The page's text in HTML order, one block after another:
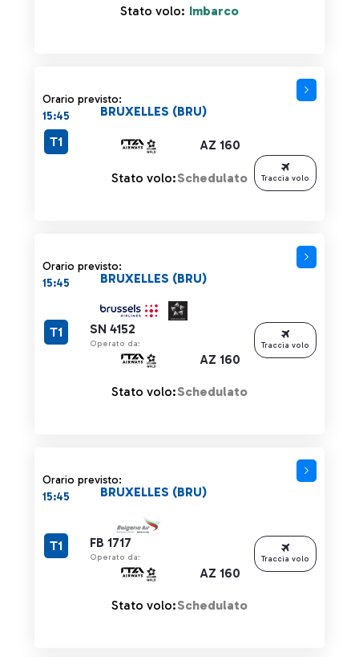
Stato volo: Imbarco
Orario previsto:
15:45
AZ 160
BRUXELLES (BRU)
T1
Stato volo:Schedulato Traccia volo
Orario previsto:
15:45
SN 4152
Operato da:
AZ 160
BRUXELLES (BRU)
T1
Stato volo:Schedulato
Traccia volo
Orario previsto:
15:45
FB 1717
Operato da:
AZ 160
BRUXELLES (BRU)
T1
Stato volo:Schedulato
Traccia volo